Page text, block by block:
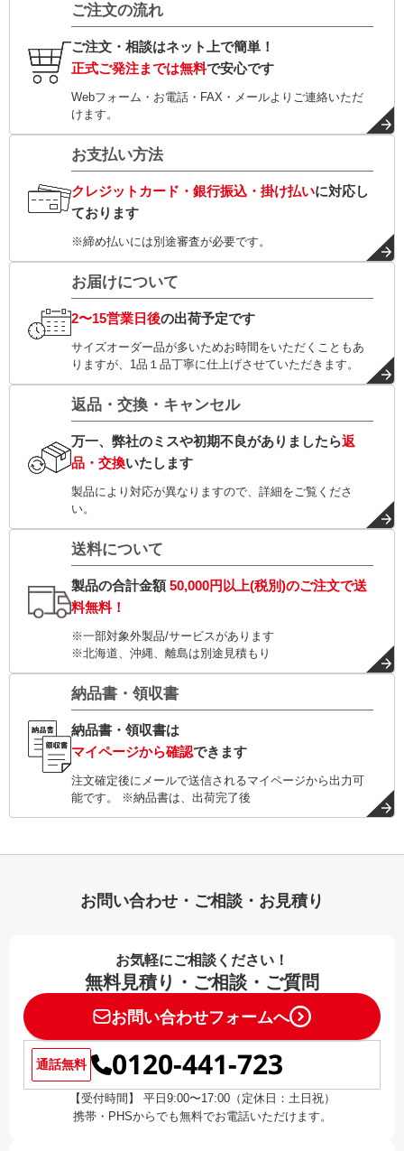
ご注文の流れ
ご注文・相談はネット上で簡単！
正式ご発注までは無料で安心です
Webフォーム・お電話・FAX・メールよりご連絡いただ
けます。
お支払い方法
クレジットカード・銀行振込・掛け払いに対応し
ております
※締め払いには別途審査が必要です。
お届けについて
2〜15営業日後の出荷予定です
サイズオーダー品が多いためお時間をいただくこともあ
りますが、1品１品丁寧に仕上げさせていただきます。
返品・交換・キャンセル
万一、弊社のミスや初期不良がありましたら返
品・交換いたします
製品により対応が異なりますので、詳細をご覧くださ
い。
送料について
製品の合計金額50,000円以上(税別)のご注文で送
料無料！
※一部対象外製品/サービスがあります
※北海道、沖縄、離島は別途見積もり
納品書・領収書
納品書・領収書は
マイページから確認できます
注文確定後にメールで送信されるマイページから出力可
能です。 ※納品書は、出荷完了後
お問い合わせ・ご相談・お見積り
お気軽にご相談ください！
無料見積り・ご相談・ご質問
お問い合わせフォームへ
通話無料 0120-441-723
【受付時間】 平日9:00〜17:00（定休日：土日祝）
携帯・PHSからでも無料でお電話いただけます。